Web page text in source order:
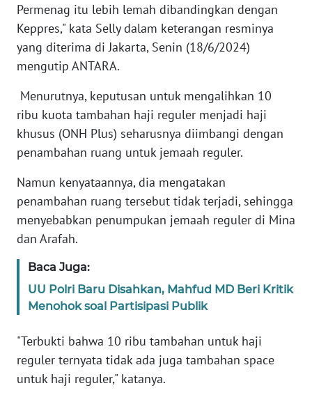
Permenag itu lebih lemah dibandingkan dengan
Keppres," kata Selly dalam keterangan resminya
yang diterima di Jakarta, Senin (18/6/2024)
mengutip ANTARA.
Menurutnya, keputusan untuk mengalihkan 10
ribu kuota tambahan haji reguler menjadi haji
khusus (ONH Plus) seharusnya diimbangi dengan
penambahan ruang untuk jemaah reguler.
Namun kenyataannya, dia mengatakan
penambahan ruang tersebut tidak terjadi, sehingga
menyebabkan penumpukan jemaah reguler di Mina
dan Arafah.
Baca Juga:
UU Polri Baru Disahkan, Mahfud MD Beri Kritik
Menohok soal Partisipasi Publik
"Terbukti bahwa 10 ribu tambahan untuk haji
reguler ternyata tidak ada juga tambahan space
untuk haji reguler," katanya.
Wahana
News
Regional
SUMUT
WN
JAKARTA
WN
WN
BANTEN
WN
NTT
WN
WN